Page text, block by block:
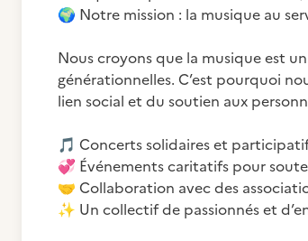
🌍 Notre mission : la musique au
Nous croyons que la musique est
générationnelles. C’est pourquoi
lien social et du soutien aux
🎵
💞
🤝
✨ Un collectif de passionnés et